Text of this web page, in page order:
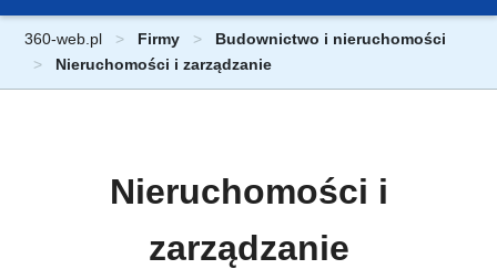
360-web.pl Firmy
Budownictwo i nieruchomości
Nieruchomości i zarządzanie
Nieruchomości i
zarządzanie